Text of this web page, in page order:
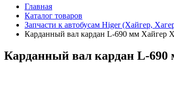
Главная
Каталог товаров
Запчасти к автобусам Higer (Хайгер,
Карданный вал кардан L-690 мм Хайгер
Карданный вал кардан L-690